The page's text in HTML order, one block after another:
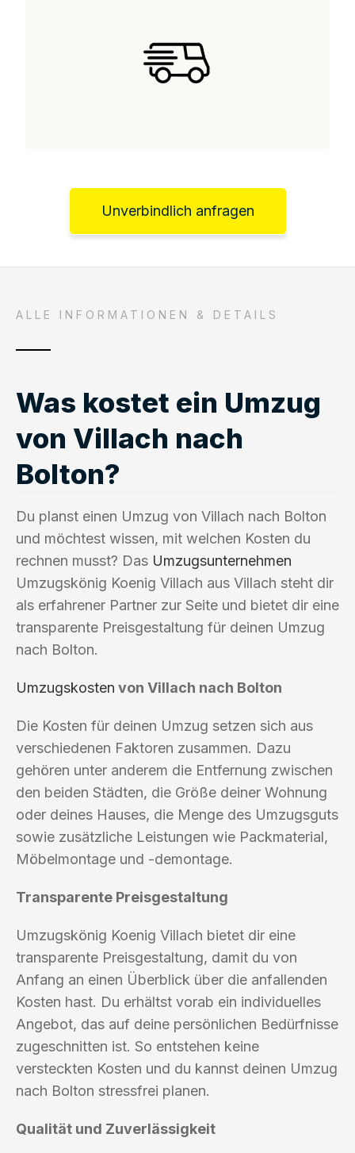
Unverbindlich anfragen
ALLE INFORMATIONEN & DETAILS
Was kostet ein Umzug
von Villach nach
Bolton?
Du planst einen Umzug von Villach nach Bolton
und möchtest wissen, mit welchen Kosten du
rechnen musst? Das Umzugsunternehmen
Umzugskönig Koenig Villach aus Villach steht dir
als erfahrener Partner zur Seite und bietet dir eine
transparente Preisgestaltung für deinen Umzug
nach Bolton.
Umzugskosten von Villach nach Bolton
Die Kosten für deinen Umzug setzen sich aus
verschiedenen Faktoren zusammen. Dazu
gehören unter anderem die Entfernung zwischen
den beiden Städten, die Größe deiner Wohnung
oder deines Hauses, die Menge des Umzugsguts
sowie zusätzliche Leistungen wie Packmaterial,
Möbelmontage und -demontage.
Transparente Preisgestaltung
Umzugskönig Koenig Villach bietet dir eine
transparente Preisgestaltung, damit du von
Anfang an einen Überblick über die anfallenden
Kosten hast. Du erhältst vorab ein individuelles
Angebot, das auf deine persönlichen Bedürfnisse
zugeschnitten ist. So entstehen keine
versteckten Kosten und du kannst deinen Umzug
nach Bolton stressfrei planen.
Qualität und Zuverlässigkeit